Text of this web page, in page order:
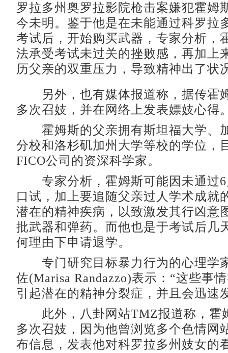
罗拉多州奥罗拉影院枪击案嫌犯霍姆
今未明。鉴于他是在未能通过科罗拉
考试后，开始购买武器，专家分析，
法承受考试未过关的挫败感，再加上
历父亲的双重压力，导致精神出了状
另外，也有媒体报道称，据传霍
多次召妓，并在网络上发表嫖妓心得
霍姆斯的父亲拥有斯坦福大学、
分校和洛杉矶加州大学等校的学位，
FICO公司的资深科学家。
专家分析，霍姆斯可能因未通过6
口试，加上要追随父亲过人学术成就
潜在的精神疾病，以致激发其行凶意
批武器和弹药。而他也是于考试后几
何理由下申请退学。
专门研究目标暴力行为的心理学
佐(Marisa Randazzo)表示：“这些事
引起潜在的精神分裂症，并且会迅速
此外，八卦网站TMZ报道称，霍
多次召妓，因为他曾浏览多个色情网
布信息，发表他对科罗拉多州妓女的